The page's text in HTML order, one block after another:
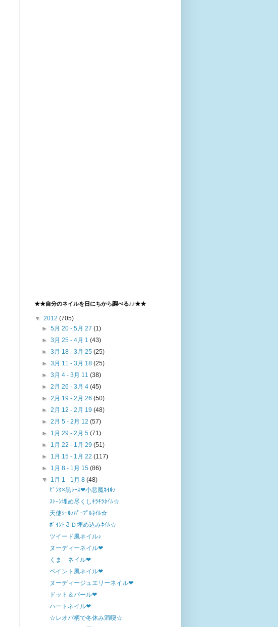
★★自分のネイルを日にちから調べる♪♪★★
▼ 2012 (705)
►5月 20 - 5月 27(1)
►3月 25 - 4月 1(43)
►3月 18 - 3月 25(25)
►3月 11 - 3月 18(25)
►3月 4 - 3月 11(38)
►2月 26 - 3月 4(45)
►2月 19 - 2月 26(50)
►2月 12 - 2月 19(48)
►2月 5 - 2月 12(57)
► 1月 29 - 2月 5(71)
► 1月 22 - 1月 29(51)
► 1月 15 - 1月 22(117)
► 1月 8 - 1月 15(86)
▼ 1月 1 - 1月 8(48)
ﾋﾟﾝｸ×黒ﾚｰｽ❤小悪魔ﾈｲﾙ♪
ｽﾄｰﾝ埋め尽くしｷﾗｷﾗﾈｲﾙ☆
天使ｼｰﾙ♪ﾊﾟｰﾌﾟﾙﾈｲﾙ☆
ﾎﾟｲﾝﾄ３Ｄ埋め込みﾈｲﾙ☆
ツイード風ネイル♪
ヌーディーネイル❤
くま ネイル❤
ペイント風ネイル❤
ヌーディージュエリーネイル❤
ドット＆パール❤
ハートネイル❤
☆レオパ柄で冬休み満喫☆